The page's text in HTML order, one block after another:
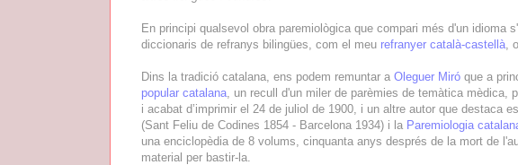
En principi qualsevol obra paremiològica que compari més d'un idioma
diccionaris de refranys bilingües, com el meu refranyer català-castellà ,
Dins la tradició catalana, ens podem remuntar a Oleguer Miró que a
popular catalana , un recull d'un miler de parèmies de temàtica mèdica,
i acabat d’imprimir el 24 de juliol de 1900, i un altre autor que destaca
(Sant Feliu de Codines 1854 - Barcelona 1934) i la Paremiologia
una enciclopèdia de 8 volums, cinquanta anys després de la mort de
material per bastir-la.